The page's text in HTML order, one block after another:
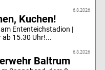
6.8.2026
Kuchen!
Ententeichstadion |
ab 15.30 Uhr!...
6.8.2026
Baltrum